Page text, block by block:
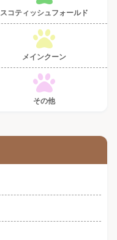
スコティッシュフォールド
メインクーン
その他